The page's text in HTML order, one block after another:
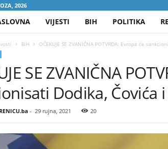
2026
VIJESTI BIH POLITIKA
BiH OČEKUJE SE ZVANIČNA POTVRDA: Evropa će
SE ZVANIČNA
Dodika, Čovića
- 29 rujna, 2021 20